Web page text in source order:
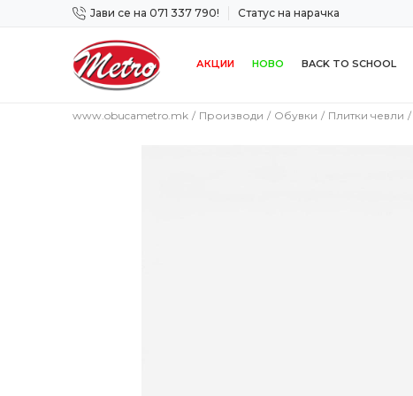
Јави се на 071 337 790! Статус на нарачка
Сигурно плаќање со платежна картичка!
АКЦИИ НОВО BACK TO SCHOOL
www.obucametro.mk Производи Обувки Плитки чевли